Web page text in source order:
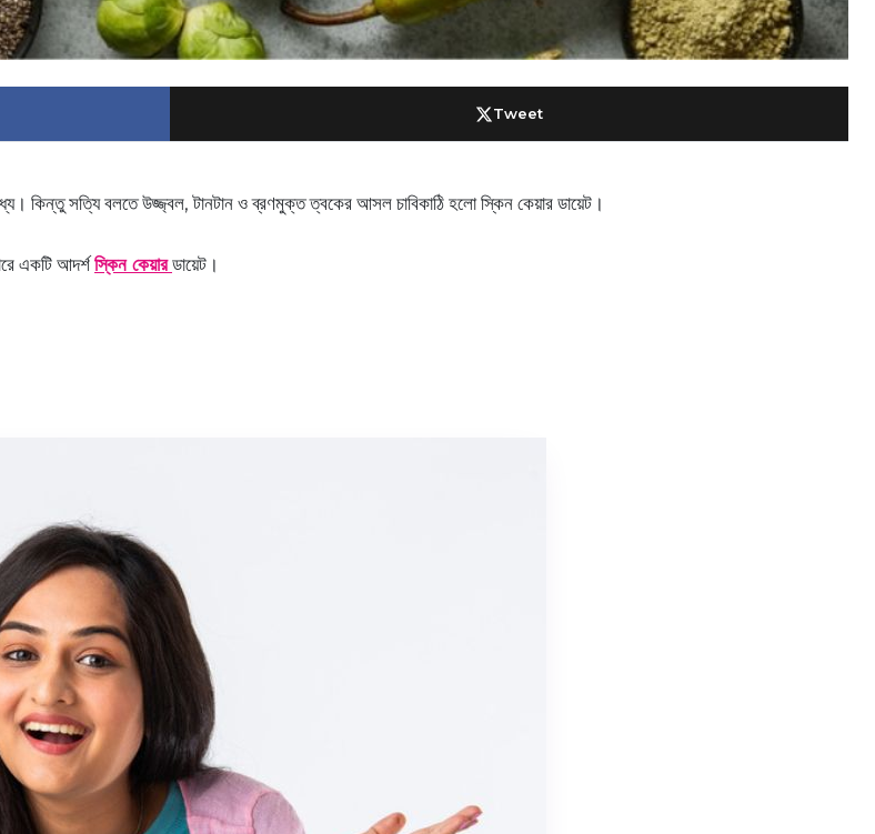
Tweet
কিন্তু সত্যি বলতে উজ্জ্বল, টানটান ও ব্রণমুক্ত ত্বকের আসল চাবিকাঠি হলো স্কিন কেয়ার ডায়েট।
একটি আদর্শস্কিন কেয়ার ডায়েট।